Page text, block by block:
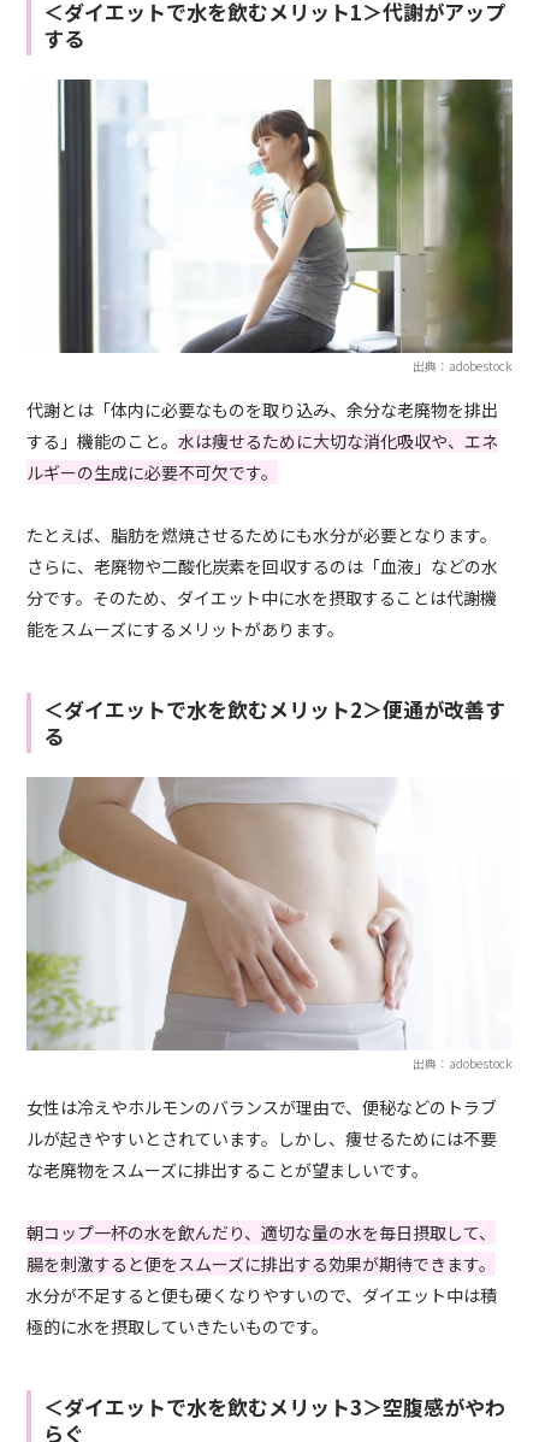
＜ダイエットで水を飲むメリット1＞代謝がアップ
する
出典：adobestock
代謝とは「体内に必要なものを取り込み、余分な老廃物を排出
する」機能のこと。水は痩せるために大切な消化吸収や、エネ
ルギーの生成に必要不可欠です。
たとえば、脂肪を燃焼させるためにも水分が必要となります。
さらに、老廃物や二酸化炭素を回収するのは「血液」などの水
分です。そのため、ダイエット中に水を摂取することは代謝機
能をスムーズにするメリットがあります。
＜ダイエットで水を飲むメリット2＞便通が改善す
る
出典：adobestock
女性は冷えやホルモンのバランスが理由で、便秘などのトラブ
ルが起きやすいとされています。しかし、痩せるためには不要
な老廃物をスムーズに排出することが望ましいです。
朝コップ一杯の水を飲んだり、適切な量の水を毎日摂取して、
腸を刺激すると便をスムーズに排出する効果が期待できます。
水分が不足すると便も硬くなりやすいので、ダイエット中は積
極的に水を摂取していきたいものです。
＜ダイエットで水を飲むメリット3＞空腹感がやわ
らぐ